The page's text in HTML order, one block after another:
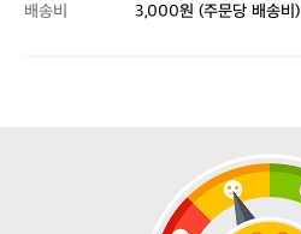
배송비
3,000원 (주문당 배송비)